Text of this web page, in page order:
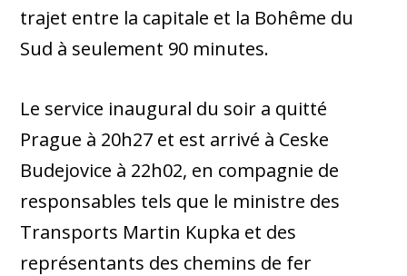
trajet entre la capitale et la Bohême du
Sud à seulement 90 minutes.
Le service inaugural du soir a quitté
Prague à 20h27 et est arrivé à Ceske
Budejovice à 22h02, en compagnie de
responsables tels que le ministre des
Transports Martin Kupka et des
représentants des chemins de fer